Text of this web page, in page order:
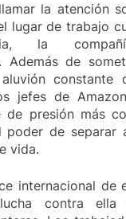
la atención
lugar de trabajo
la
Además de
constante
jefes de
de presión más
poder de separar
vida.
internacional de
contra ella